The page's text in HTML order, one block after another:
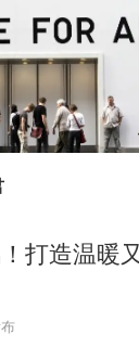
打造温暖